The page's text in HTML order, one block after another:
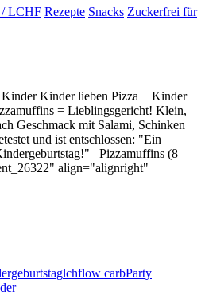
LCHF Rezepte Snacks Zuckerfrei für
Kinder lieben Pizza + Kinder
= Lieblingsgericht! Klein,
Geschmack mit Salami, Schinken
und ist entschlossen: "Ein
Pizzamuffins (8
align="alignright"
lchflow carbParty